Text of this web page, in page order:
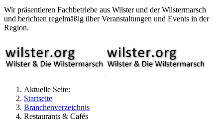
Wir präsentieren Fachbetriebe aus Wilster und der Wilstermarsch
und berichten regelmäßig über Veranstaltungen und Events in der
Region.
Aktuelle Seite:
Startseite
Branchenverzeichnis
Restaurants & Cafés